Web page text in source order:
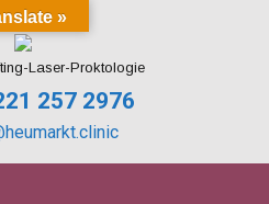
Laser-Proktologie
257 2976
»